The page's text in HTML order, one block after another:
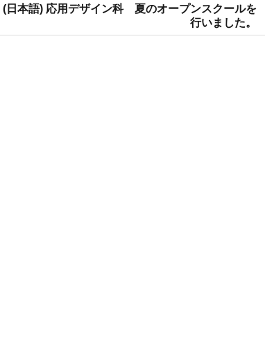
Next
post:
(日本語) 応用デザイン科 夏のオープンスクールを
行いました。